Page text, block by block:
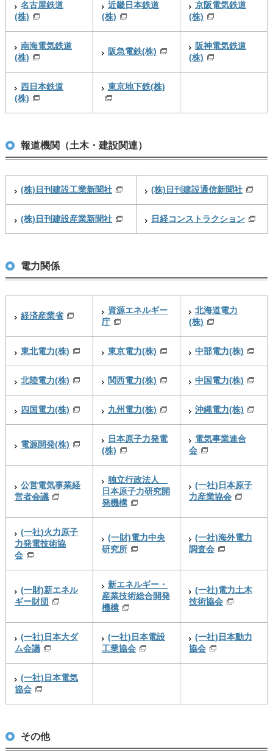
名古屋鉄道
(株)
近畿日本鉄道
(株)
京阪電気鉄道
(株)
南海電気鉄道
(株)
阪急電鉄(株)
阪神電気鉄道
(株)
西日本鉄道
(株)
東京地下鉄(株)
報道機関（土木・建設関連）
(株)日刊建設工業新聞社 (株)日刊建設通信新聞社
(株)日刊建設産業新聞社 日経コンストラクション
電力関係
経済産業省
資源エネルギー
庁
北海道電力
(株)
東北電力(株) 東京電力(株) 中部電力(株)
北陸電力(株) 関西電力(株) 中国電力(株)
四国電力(株) 九州電力(株) 沖縄電力(株)
電源開発(株)
日本原子力発電
(株)
電気事業連合
会
公営電気事業経
営者会議
独立行政法人
日本原子力研究開
発機構
(一社)日本原子
力産業協会
(一社)火力原子
力発電技術協
会
(一財)電力中央
研究所
(一社)海外電力
調査会
(一財)新エネル
ギー財団
新エネルギー・
産業技術総合開発
機構
(一社)電力土木
技術協会
(一社)日本大ダ
ム会議
(一社)日本電設
工業協会
(一社)日本動力
協会
(一社)日本電気
協会
その他